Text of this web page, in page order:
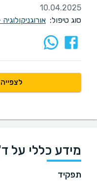
10.04.2025
סוג טיפול:
מידע כללי על
תפקיד